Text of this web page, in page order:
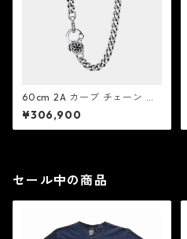
60cm 2A カーブ チェーン ネ
ックレス：Good Art HLYWD
グッド アート ハリウッド
¥306,900
セール中の商品